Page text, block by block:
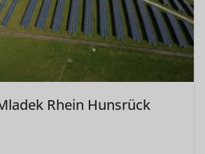
Rhein Hunsrück